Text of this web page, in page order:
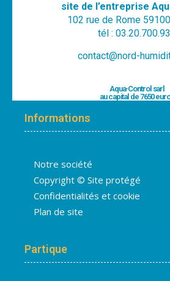
site de l’entreprise
102 rue de Rome
tél :
contact@nord-
Aqua-Control sarl
au capital de 7650
Informations
Notre société
Copyright © Site protégé
Confidentialités et cookie
Plan de site
Partique